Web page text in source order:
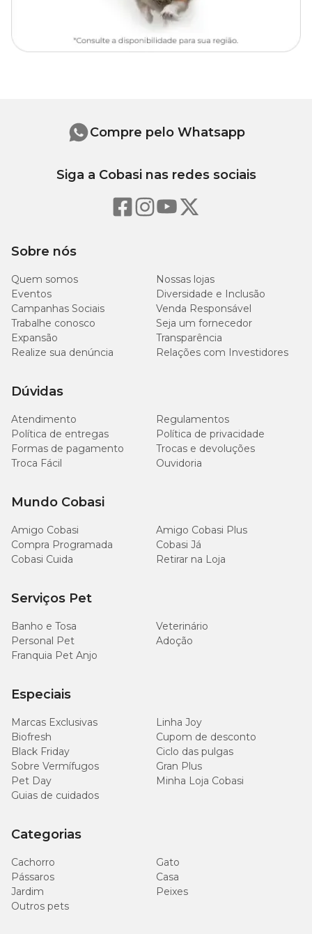
Sobre nós
Quem somos
Nossas lojas
Eventos
Diversidade e Inclusão
Campanhas Sociais
Venda Responsável
Trabalhe conosco
Seja um fornecedor
Expansão
Transparência
Realize sua denúncia
Relações com Investidores
Dúvidas
Atendimento
Regulamentos
Política de entregas
Política de privacidade
Formas de pagamento
Trocas e devoluções
Troca Fácil
Ouvidoria
Mundo Cobasi
Amigo Cobasi
Amigo Cobasi Plus
Compra Programada
Cobasi Já
Cobasi Cuida
Retirar na Loja
Serviços Pet
Banho e Tosa
Veterinário
Personal Pet
Adoção
Franquia Pet Anjo
Especiais
Marcas Exclusivas
Linha Joy
Biofresh
Cupom de desconto
Black Friday
Ciclo das pulgas
Sobre Vermífugos
Gran Plus
Pet Day
Minha Loja Cobasi
Guias de cuidados
Categorias
Cachorro
Gato
Pássaros
Casa
Jardim
Peixes
Outros pets
Compre pelo Whatsapp
Siga a Cobasi nas redes sociais